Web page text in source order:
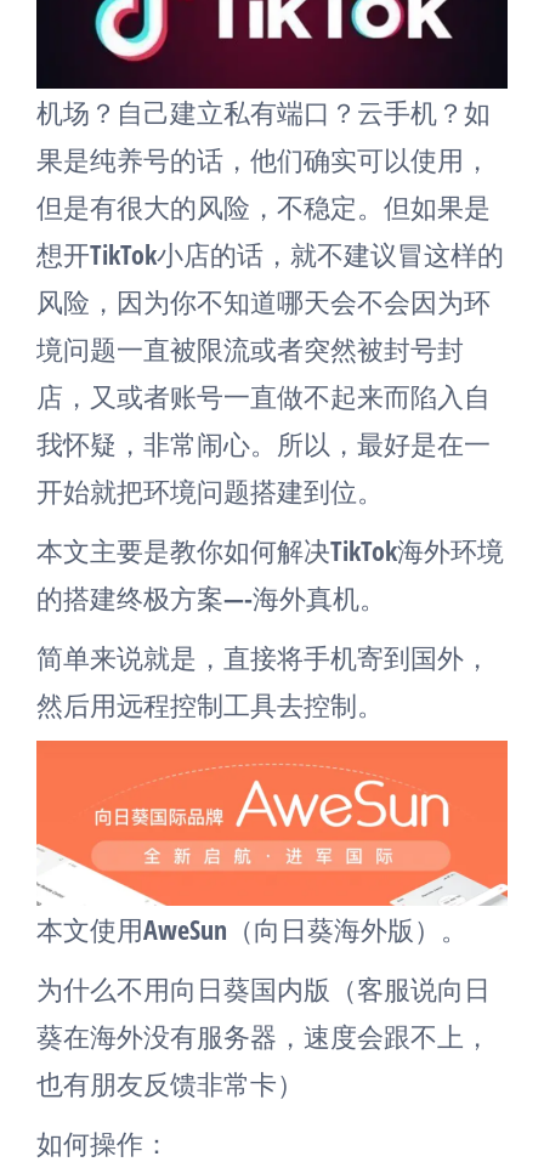
机场？自己建立私有端口？云手机？如
果是纯养号的话，他们确实可以使用，
但是有很大的风险，不稳定。但如果是
想开TikTok小店的话，就不建议冒这样的
风险，因为你不知道哪天会不会因为环
境问题一直被限流或者突然被封号封
店，又或者账号一直做不起来而陷入自
我怀疑，非常闹心。所以，最好是在一
开始就把环境问题搭建到位。
本文主要是教你如何解决TikTok海外环境
的搭建终极方案—-海外真机。
简单来说就是，直接将手机寄到国外，
然后用远程控制工具去控制。
本文使用AweSun（向日葵海外版）。
为什么不用向日葵国内版（客服说向日
葵在海外没有服务器，速度会跟不上，
也有朋友反馈非常卡）
如何操作：